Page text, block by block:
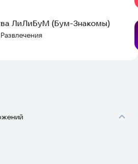
ЛиЛиБуМ (Бум-Знакомы)
Развлечения